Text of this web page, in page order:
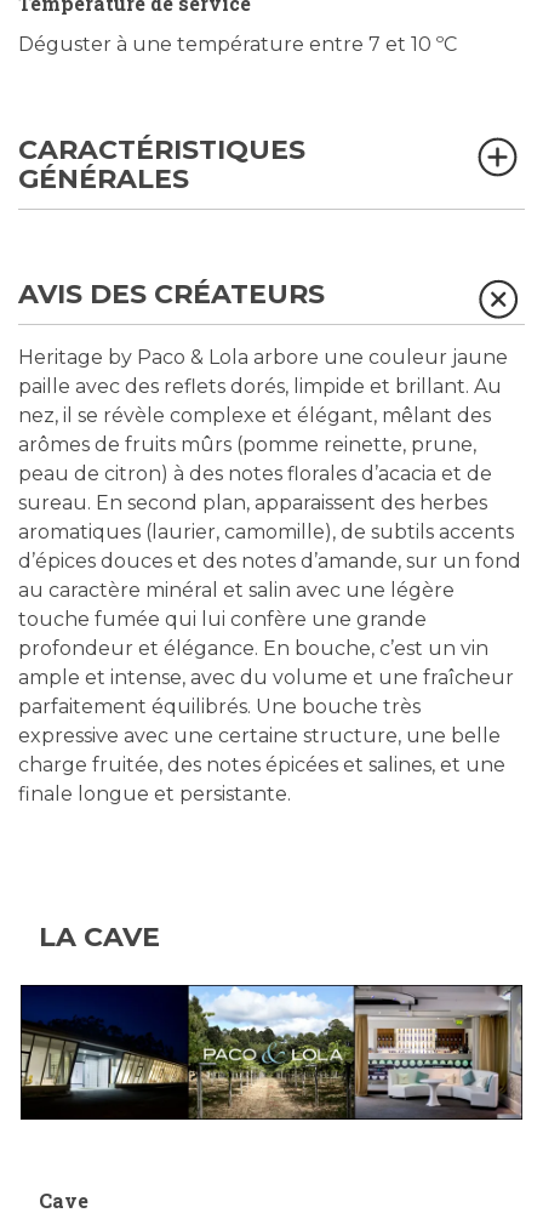
Déguster à une température entre 7 et 10 ºC
CARACTÉRISTIQUES
GÉNÉRALES
AVIS DES CRÉATEURS
Heritage by Paco & Lola arbore une couleur jaune
paille avec des reflets dorés, limpide et brillant. Au
nez, il se révèle complexe et élégant, mêlant des
arômes de fruits mûrs (pomme reinette, prune,
peau de citron) à des notes florales d’acacia et de
sureau. En second plan, apparaissent des herbes
aromatiques (laurier, camomille), de subtils accents
d’épices douces et des notes d’amande, sur un fond
au caractère minéral et salin avec une légère
touche fumée qui lui confère une grande
profondeur et élégance. En bouche, c’est un vin
ample et intense, avec du volume et une fraîcheur
parfaitement équilibrés. Une bouche très
expressive avec une certaine structure, une belle
charge fruitée, des notes épicées et salines, et une
finale longue et persistante.
LA CAVE
Cave